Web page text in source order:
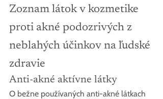
Zoznam látok v kozmetike
proti akné podozrivých z
neblahých účinkov na ľudské
zdravie
Anti-akné aktívne látky
O bežne používaných anti-akné látkach